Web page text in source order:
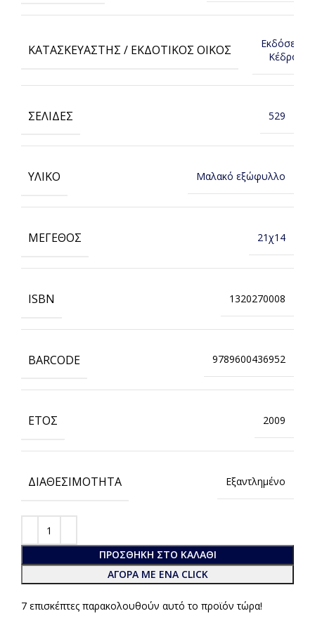
20,10 €.
ΚΑΤΑΣΚΕΥΑΣΤΉΣ / ΕΚΔΟΤΙΚΌΣ ΟΊΚΟΣ
Εκδόσεις
Κέδρος
ΣΕΛΊΔΕΣ 529
ΥΛΙΚΌ Μαλακό εξώφυλλο
ΜΈΓΕΘΟΣ 21χ14
ISBN 1320270008
BARCODE 9789600436952
ΈΤΟΣ 2009
ΔΙΑΘΕΣΙΜΌΤΗΤΑ Εξαντλημένο
ΠΡΟΣΘΉΚΗ ΣΤΟ ΚΑΛΆΘΙ
ΑΓΟΡΑ ΜΕ ΕΝΑ CLICK
7 επισκέπτες παρακολουθούν αυτό το προϊόν τώρα!